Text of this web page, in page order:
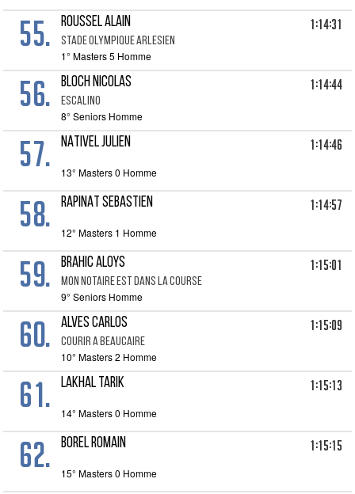
55. ROUSSEL ALAIN
STADE OLYMPIQUE ARLESIEN
1:14:31
1° Masters 5 Homme
56. BLOCH NICOLAS
ESCALINO
1:14:44
8° Seniors Homme
57. NATIVEL JULIEN 1:14:46
13° Masters 0 Homme
58. RAPINAT SEBASTIEN 1:14:57
12° Masters 1 Homme
59. BRAHIC ALOYS
MON NOTAIRE EST DANS LA COURSE
1:15:01
9° Seniors Homme
60. ALVES CARLOS
COURIR A BEAUCAIRE
1:15:09
10° Masters 2 Homme
61. LAKHAL TARIK 1:15:13
14° Masters 0 Homme
62. BOREL ROMAIN 1:15:15
15° Masters 0 Homme